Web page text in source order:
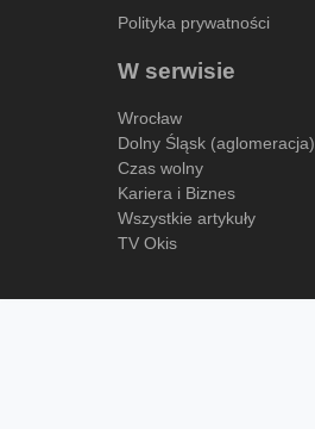
Polityka prywatności
W serwisie
Wrocław
Dolny Śląsk (aglomeracja)
Czas wolny
Kariera i Biznes
Wszystkie artykuły
TV Okis